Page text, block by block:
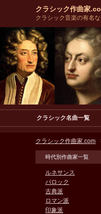
クラシック作曲家
クラシック音楽の有名
クラシック名曲一覧
クラシック作曲家.com
時代別作曲家一覧
ルネサンス
バロック
古典派
ロマン派
印象派